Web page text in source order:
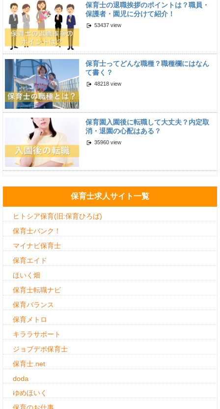
保育士の退職挨拶のポイントは？職員・
保護者・園児に分けて紹介！
53437 view
保育士ってどんな職種？職種欄にはなん
て書く？
48218 view
保育園入園後に転職して大丈夫？内定取
消・退園の心配はある？
35960 view
保育士求人サイト一覧
ヒトシア保育(旧:保育ひろば)
保育士バンク！
マイナビ保育士
保育エイド
ほいく畑
保育士転職ナビ
保育バランス
保育メトロ
キララサポート
ジョブデポ保育士
保育士.net
doda
ゆめほいく